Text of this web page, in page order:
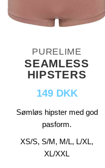
PURELIME
SEAMLESS
HIPSTERS
149 DKK
Sømløs hipster med god
pasform.
XS/S, S/M, M/L, L/XL,
XL/XXL